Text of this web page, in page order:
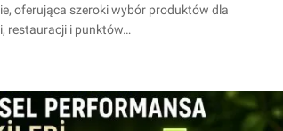
oferująca szeroki wybór produktów dla
restauracji i punktów…